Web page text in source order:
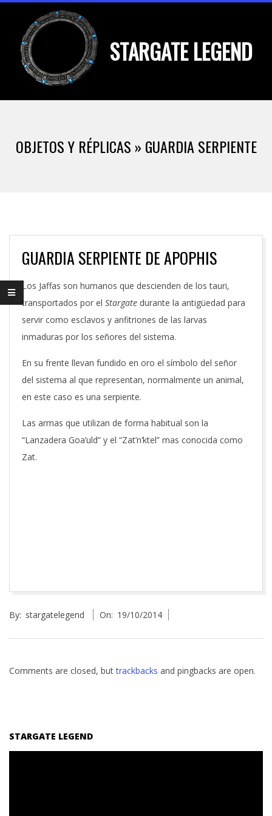
content
STARGATE LEGEND
Menu
OBJETOS Y RÉPLICAS » GUARDIA SERPIENTE
GUARDIA SERPIENTE DE APOPHIS
Los Jaffas son humanos que descienden de los tauri,
transportados por el Stargate durante la antigüedad para
servir como esclavos y anfitriones de las larvas
inmaduras por los señores del sistema.
En su frente llevan fundido en oro el símbolo del señor
del sistema al que representan, normalmente un animal,
en este caso es una serpiente.
Las armas que utilizan de forma habitual son la
“Lanzadera Goa’uld” y el “Zat’n’ktel” mas conocida como
Zat.
10-
By: stargatelegend On: 19/10/2014
Comments are closed, buttrackbacks and pingbacks are open.
STARGATE LEGEND